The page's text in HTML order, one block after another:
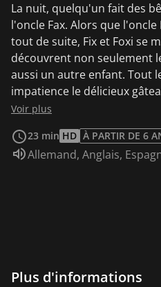
La nuit, quelqu'un fait des
l'oncle Fax. Alors que
tout de suite, Fix et Foxi se
découvrent non seulement
aussi un autre enfant. Tout le monde attend avec
impatience le délicieux
mère Eusebia, mais il a
traces et sont très surpris. Mamie Eusebia pensait en
fait que la fête surprise était
cette réunion. Mais en fait,
Voir plus
23 min HD À PARTIR DE 6
Audio :
Allemand, Anglais,
Plus d'informations